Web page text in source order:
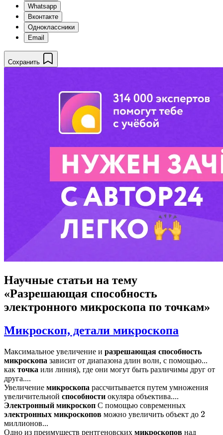
Whatsapp
Вконтакте
Одноклассники
Email
Сохранить
Научные статьи на тему
«Разрешающая способность
электронного микроскопа по точкам»
Микроскоп, детали микроскопа
Максимальное увеличение и разрешающая способность
микроскопа зависит от диапазона длин волн, с помощью...
как точка или линия), где они могут быть различимы друг от
друга....
Увеличение микроскопа рассчитывается путем умножения
увеличительной способности окуляра объектива....
Электронный микроскоп С помощью современных
электронных микроскопов можно увеличить объект до 2
миллионов...
Одно из преимуществ рентгеновских микроскопов над